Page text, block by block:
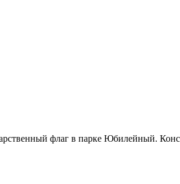
флаг в парке Юбилейный.